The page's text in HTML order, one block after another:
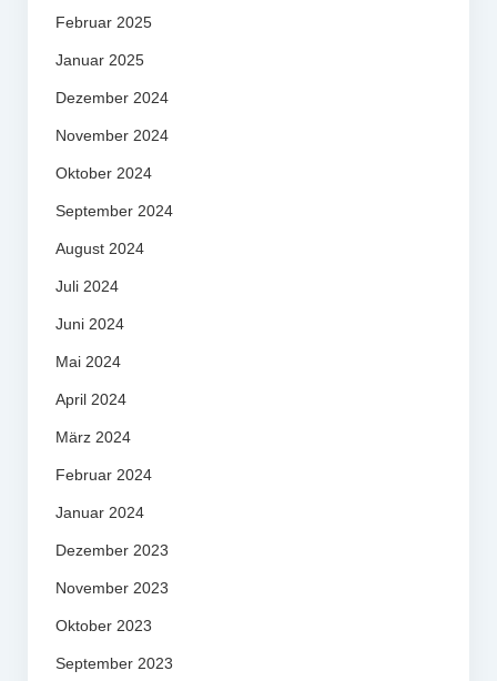
Februar 2025
Januar 2025
Dezember 2024
November 2024
Oktober 2024
September 2024
August 2024
Juli 2024
Juni 2024
Mai 2024
April 2024
März 2024
Februar 2024
Januar 2024
Dezember 2023
November 2023
Oktober 2023
September 2023